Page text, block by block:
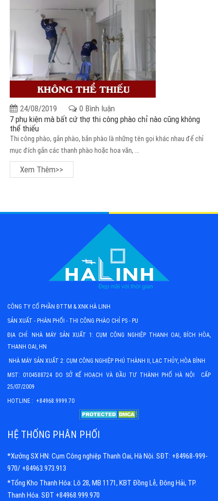
24/08/2019
0 Bình luận
7 phụ kiện mà bất cứ thợ thi công phào chỉ nào cũng không
thể thiếu
Thi công phào, gắn phào, bắn phào là những tên gọi khác nhau để chỉ
mục đích gắn các thanh phào hoặc hoa văn, ...
Xem Thêm>>
CÔNG TY CỔ PHẦN ĐTTM & XNK HÀ LINH
SẢN XUẤT - PHÂN PHỐI - THI CÔNG PHÀO CHỈ PS - PU
ĐỊA CHỈ: NHÀ MÁY SẢN XUẤT 1: CỤM CÔNG NGHIỆP THANH OAI, BÍCH HÒA,
THANH OAI, HN
NHÀ MÁY SẢN XUẤT 2: CỤM CÔNG NGHIỆP PHÚ THÀNH II, LẠC THỦY, HÒA BÌNH
MST: 0104588724 DO SỞ KẾ HOẠCH VÀ ĐẦU TƯ THÀNH PHỐ HÀ NỘI CẤP
25/07/2009
HOTLINE : +84968.9999.70
HỆ THỐNG PHÂN PHỐI
*Xưởng SX HN: Cụm Công nghiệp Thanh Oai, Hà Nội. SĐT: +84968-999-
970/ +84963.973.913
*Tổng Kho Thanh Hóa: Lô 28, MB 1171, KBT Đồng Lễ, Đông Hải, TP.
Thanh Hóa. SĐT +84968.999.970